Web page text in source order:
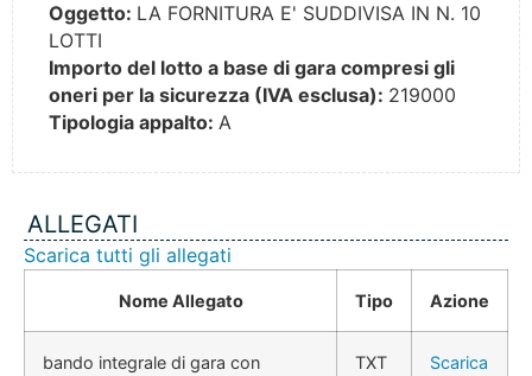
Oggetto: LA FORNITURA E' SUDDIVISA IN N. 10
LOTTI
Importo del lotto a base di gara compresi gli
oneri per la sicurezza (IVA esclusa): 219000
Tipologia appalto: A
ALLEGATI
Scarica tutti gli allegati
Nome Allegato Tipo Azione
bando integrale di gara con
TXT Scarica